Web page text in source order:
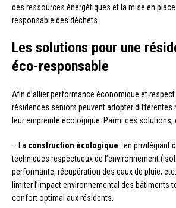
des ressources énergétiques et la mise en place
responsable des déchets.
Les solutions pour une
éco-responsable
Afin d’allier performance économique et respect
résidences seniors peuvent adopter différentes
leur empreinte écologique. Parmi ces solutions,
– La construction écologique : en privilégiant
techniques respectueux de l’environnement
performante, récupération des eaux de pluie,
limiter l’impact environnemental des bâtiments
confort optimal aux résidents.